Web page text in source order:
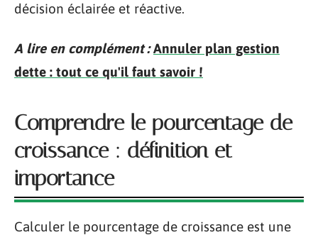
décision éclairée et réactive.
A lire en complément : Annuler plan gestion
dette : tout ce qu'il faut savoir !
Comprendre le pourcentage de
croissance : définition et
importance
Calculer le pourcentage de croissance est une